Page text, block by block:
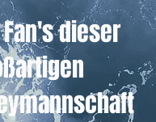
dieser